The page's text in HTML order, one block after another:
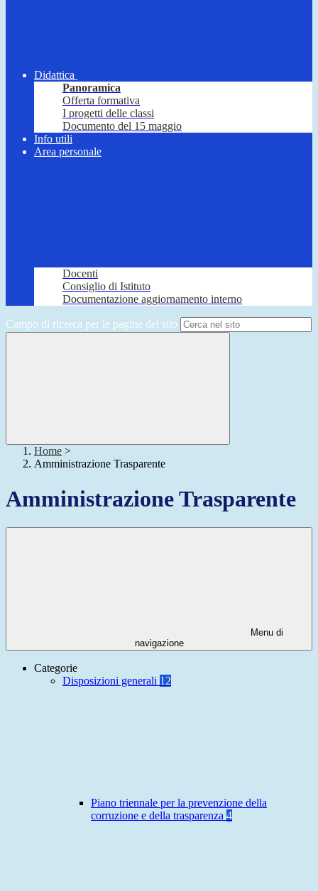
Didattica
Panoramica
Offerta formativa
I progetti delle classi
Documento del 15 maggio
Info utili
Area personale
Docenti
Consiglio di Istituto
Documentazione aggiornamento interno
Campo di ricerca per le pagine del sito
Home >
Amministrazione Trasparente
Amministrazione Trasparente
Menu di
navigazione
Categorie
Disposizioni generali 12
Piano triennale per la prevenzione della
corruzione e della trasparenza 4